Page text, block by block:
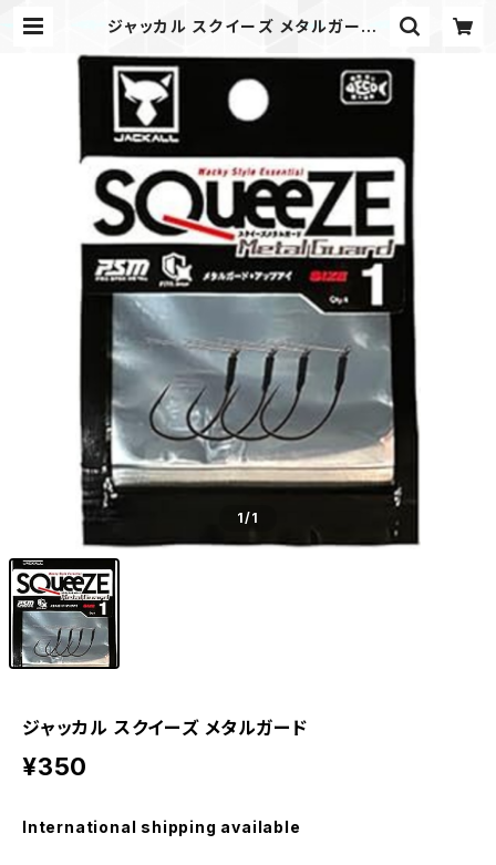
ジャッカル スクイーズ メタルガード |
1/1
ジャッカル スクイーズ メタルガード
¥350
International shipping available